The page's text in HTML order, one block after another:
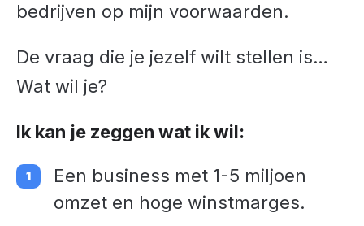
bedrijven op mijn voorwaarden.
De vraag die je jezelf wilt stellen is…
Wat wil je?
Ik kan je zeggen wat ik wil:
Een business met 1-5 miljoen
omzet en hoge winstmarges.